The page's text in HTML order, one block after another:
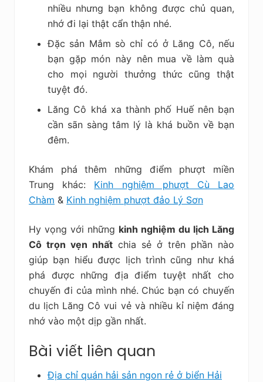
nhiều nhưng bạn không được chủ quan,
nhớ đi lại thật cẩn thận nhé.
Đặc sản Mắm sò chỉ có ở Lăng Cô, nếu
bạn gặp món này nên mua về làm quà
cho mọi người thưởng thức cũng thật
tuyệt đó.
Lăng Cô khá xa thành phố Huế nên bạn
cần sãn sàng tâm lý là khá buồn về bạn
đêm.
Khám phá thêm những điểm phượt miền
Trung khác: Kinh nghiệm phượt Cù Lao
Chàm & Kinh nghiệm phượt đảo Lý Sơn
Hy vọng với những kinh nghiệm du lịch Lăng
Cô trọn vẹn nhất chia sẻ ở trên phần nào
giúp bạn hiểu được lịch trình cũng như khá
phá được những địa điểm tuyệt nhất cho
chuyến đi của mình nhé. Chúc bạn có chuyến
du lịch Lăng Cô vui vẻ và nhiều kỉ niệm đáng
nhớ vào một dịp gần nhất.
Bài viết liên quan
Địa chỉ quán hải sản ngon rẻ ở biển Hải